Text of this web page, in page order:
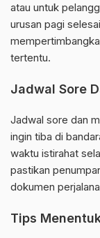
atau untuk
urusan pagi
tertentu.
Jadwal Sore
Jadwal sore dan
ingin tiba di
waktu istirahat
pastikan
dokumen
Tips